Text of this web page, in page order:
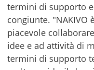
termini di supporto
congiunte. "NAKIVO
piacevole
idee e ad attività di
termini di supporto